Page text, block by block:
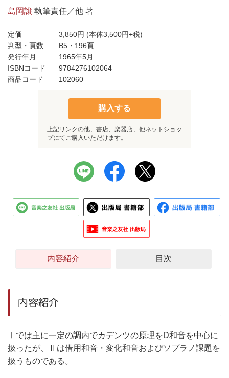
島岡譲 執筆責任／他 著
定価 3,850円 (本体3,500円+税)
判型・頁数
B5・196頁
発行年月
1965年5月
ISBNコード
9784276102064
商品コード
102060
購入する
上記リンクの他、書店、楽器店、他ネットショッ
プにてご購入いただけます。
内容紹介 目次
内容紹介
Ⅰでは主に一定の調内でカデンツの原理をD和音を中心に
扱ったが、Ⅱは借用和音・変化和音およびソプラノ課題を
扱うものである。